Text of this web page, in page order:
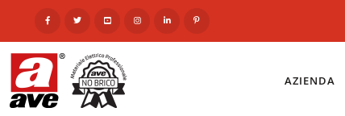
AZIENDA